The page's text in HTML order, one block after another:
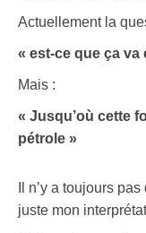
Actuellement la
« est-ce que ça va
Mais :
« Jusqu’où cette
pétrole »
Il n’y a toujours
juste mon